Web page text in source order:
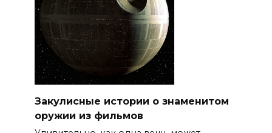
Закулисные истории о знаменитом
оружии из фильмов